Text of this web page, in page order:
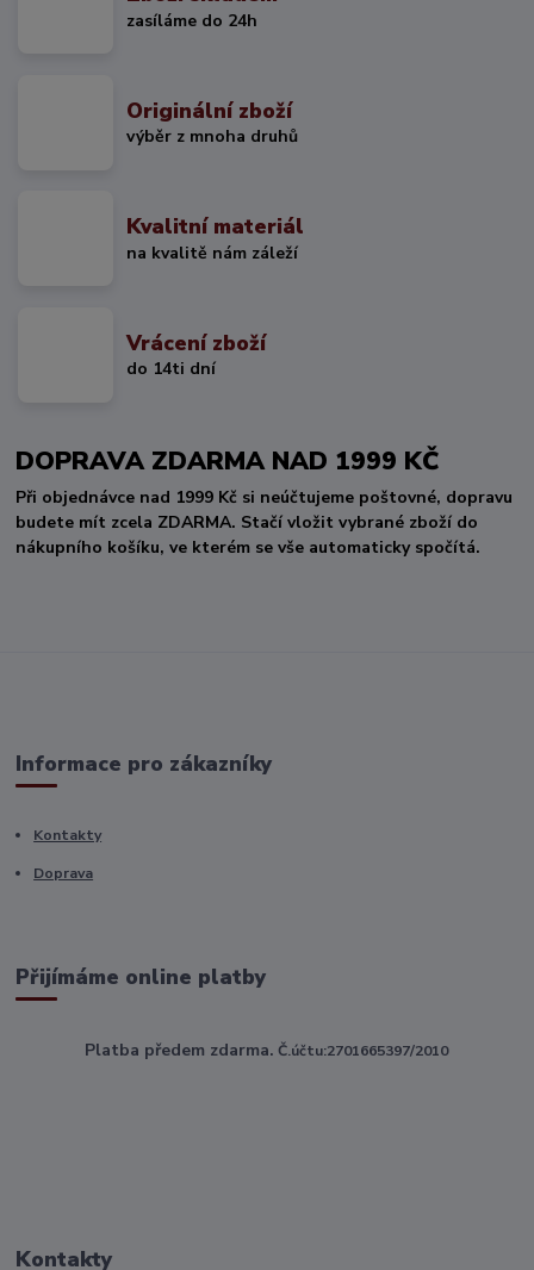
zasíláme do 24h
Originální zboží
výběr z mnoha druhů
Kvalitní materiál
na kvalitě nám záleží
Vrácení zboží
do 14ti dní
DOPRAVA ZDARMA NAD 1999 KČ
Při objednávce nad 1999 Kč si neúčtujeme poštovné, dopravu
budete mít zcela ZDARMA. Stačí vložit vybrané zboží do
nákupního košíku, ve kterém se vše automaticky spočítá.
Informace pro zákazníky
Kontakty
Doprava
Přijímáme online platby
Platba předem zdarma. Č.účtu:2701665397/2010
Kontakty